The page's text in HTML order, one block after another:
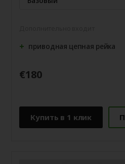
приводная цепная рейка
€180
Купить в 1 клик